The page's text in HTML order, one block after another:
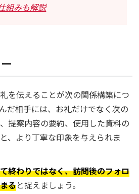
組みも解説
を伝えることが次の関係構築につ
だ相手には、お礼だけでなく次の
提案内容の要約、使用した資料の
、より丁寧な印象を与えられま
終わりではなく、訪問後のフォロ
ると捉えましょう。